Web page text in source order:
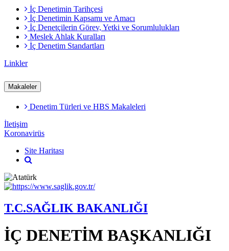
İç Denetimin Tarihçesi
İç Denetimin Kapsamı ve Amacı
İç Denetçilerin Görev, Yetki ve Sorumlulukları
Meslek Ahlak Kuralları
İç Denetim Standartları
Linkler
Makaleler
Denetim Türleri ve HBS Makaleleri
İletişim
Koronavirüs
Site Haritası
T.C.SAĞLIK BAKANLIĞI
İÇ DENETİM BAŞKANLIĞI